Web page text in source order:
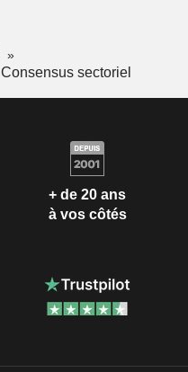
Consensus sectoriel
+ de 20 ans
à vos côtés